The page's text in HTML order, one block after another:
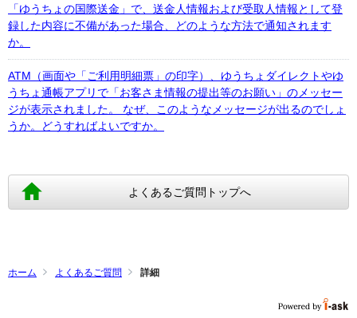
「ゆうちょの国際送金」で、送金人情報および受取人情報として登
録した内容に不備があった場合、どのような方法で通知されます
か。
ATM（画面や「ご利用明細票」の印字）、ゆうちょダイレクトやゆ
うちょ通帳アプリで「お客さま情報の提出等のお願い」のメッセー
ジが表示されました。 なぜ、このようなメッセージが出るのでしょ
うか。どうすればよいですか。
よくあるご質問トップへ
ホーム よくあるご質問 詳細